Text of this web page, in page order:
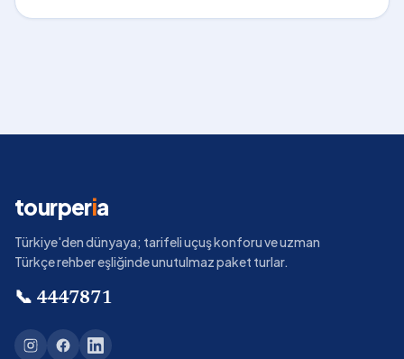
tourperia
Türkiye'den dünyaya; tarifeli uçuş konforu ve uzman
Türkçe rehber eşliğinde unutulmaz paket turlar.
📞 4447871